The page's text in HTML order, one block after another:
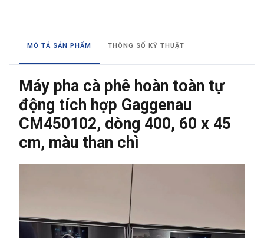
MÔ TẢ SẢN PHẨM THÔNG SỐ KỸ THUẬT
Máy pha cà phê hoàn toàn tự
động tích hợp Gaggenau
CM450102, dòng 400, 60 x 45
cm, màu than chì